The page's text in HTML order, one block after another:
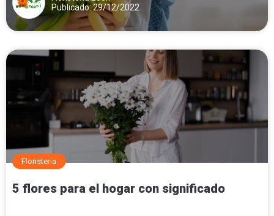
Publicado: 29/12/2022
Floristería
5 flores para el hogar con significado